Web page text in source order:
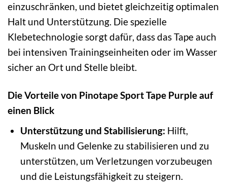
einzuschränken, und bietet gleichzeitig optimalen
Halt und Unterstützung. Die spezielle
Klebetechnologie sorgt dafür, dass das Tape auch
bei intensiven Trainingseinheiten oder im Wasser
sicher an Ort und Stelle bleibt.
Die Vorteile von Pinotape Sport Tape Purple auf
einen Blick
Unterstützung und Stabilisierung: Hilft,
Muskeln und Gelenke zu stabilisieren und zu
unterstützen, um Verletzungen vorzubeugen
und die Leistungsfähigkeit zu steigern.